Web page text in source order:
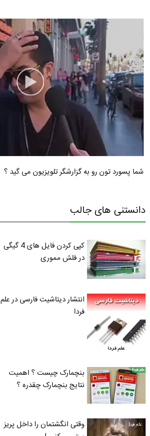
شما پسورد تون رو به گزارشگر تلویزیون می گید ؟
دانستنی های جالب
کپی کردن فایل های 4 گیگی
در فلش مموری
انتشار دیتاشیت فارسی در علم
فردا
بنچمارک چیست ؟ اهمیت
نتایج بنچمارک چقدره ؟
وقتی انگشتمان را داخل پریز